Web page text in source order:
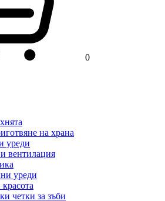
0
на храна
уреди
вентилация
уреди
четки за зъби